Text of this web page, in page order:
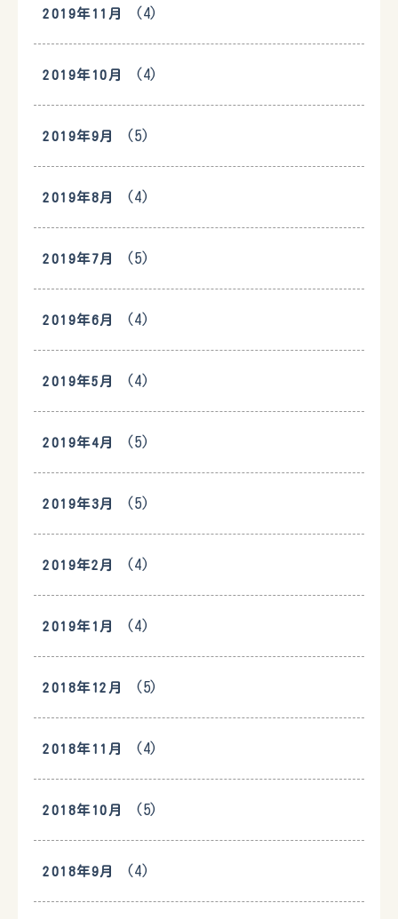
2019年11月 (4)
2019年10月 (4)
2019年9月 (5)
2019年8月 (4)
2019年7月 (5)
2019年6月 (4)
2019年5月 (4)
2019年4月 (5)
2019年3月 (5)
2019年2月 (4)
2019年1月 (4)
2018年12月 (5)
2018年11月 (4)
2018年10月 (5)
2018年9月 (4)